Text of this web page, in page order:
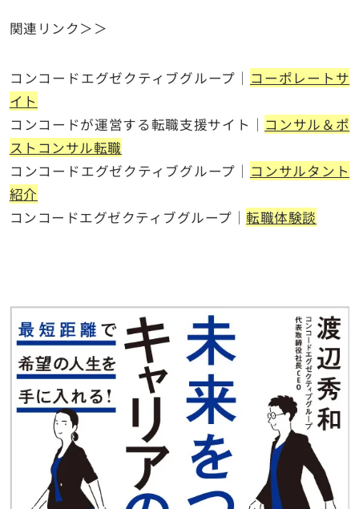
関連リンク＞＞
コンコードエグゼクティブグループ｜ コーポレートサ
イト
コンコードが運営する転職支援サイト｜ コンサル＆ポ
ストコンサル転職
コンコードエグゼクティブグループ｜ コンサルタント
紹介
コンコードエグゼクティブグループ｜転職体験談